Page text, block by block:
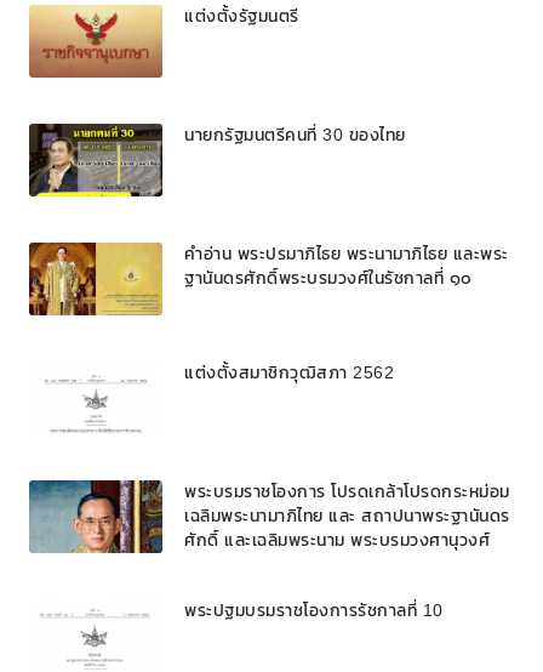
แต่งตั้งรัฐมนตรี
นายกรัฐมนตรีคนที่ 30 ของไทย
คำอ่าน พระปรมาภิไธย พระนามาภิไธย และพระ
ฐานันดรศักดิ์พระบรมวงศ์ในรัชกาลที่ ๑๐
แต่งตั้งสมาชิกวุฒิสภา 2562
พระบรมราชโองการ โปรดเกล้าโปรดกระหม่อม
เฉลิมพระนามาภิไทย และ สถาปนาพระฐานันดร
ศักดิ์ และเฉลิมพระนาม พระบรมวงศานุวงศ์
พระปฐมบรมราชโองการรัชกาลที่ 10